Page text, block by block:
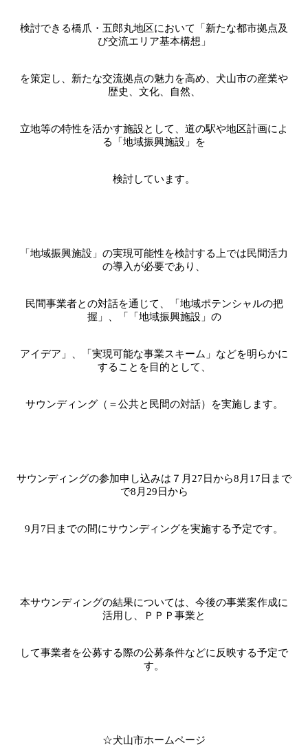
検討できる橋爪・五郎丸地区において「新たな都市拠点及
び交流エリア基本構想」
を策定し、新たな交流拠点の魅力を高め、犬山市の産業や
歴史、文化、自然、
立地等の特性を活かす施設として、道の駅や地区計画によ
る「地域振興施設」を
検討しています。
「地域振興施設」の実現可能性を検討する上では民間活力
の導入が必要であり、
民間事業者との対話を通じて、「地域ポテンシャルの把
握」、「「地域振興施設」の
アイデア」、「実現可能な事業スキーム」などを明らかに
することを目的として、
サウンディング（＝公共と民間の対話）を実施します。
サウンディングの参加申し込みは７月 27日から8 月 17日まで
で8 月 29日から
9 月 7日までの間にサウンディングを実施する予定です。
本サウンディングの結果については、今後の事業案作成に
活用し、ＰＰＰ事業と
して事業者を公募する際の公募条件などに反映する予定で
す。
☆犬山市ホームページ